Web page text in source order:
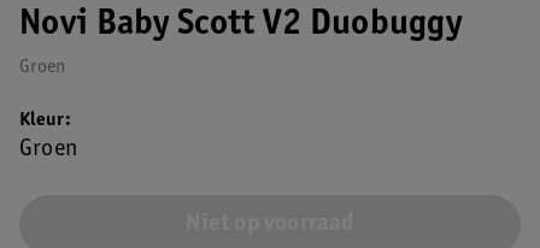
Novi Baby Scott V2 Duobuggy
Groen
Kleur
Groen